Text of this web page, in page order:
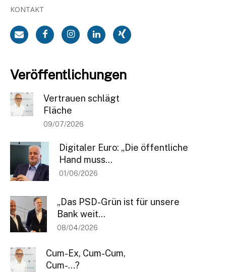
Bleiben Sie informiert
Einmal pro Woche informieren wir Sie über die neusten & wichtigsten
Artikel auf BANKINGCLUB.de und über aktuelle Events. Für die
KONTAKT
Veröffentlichungen
Vertrauen schlägt
Fläche
09/07/2026
Digitaler Euro: „Die öffentliche
Hand muss...
01/06/2026
„Das PSD-Grün ist für unsere
Bank weit...
08/04/2026
Cum-Ex, Cum-Cum,
Cum-…?